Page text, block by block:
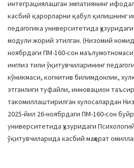
интеграциялашган эмпатиянинг
касбий қарорларни қабул қилишнинг
педагогика университетида
модули жорий этилган. (Низомий
ноябрдаги ПМ-160-сон
инглиз тили ўқитувчиларининг
кўникмаси, когнитив билимдонлик,
этганлиги туфайли, инновацион
такомиллаштирилган хулосалардан
2025-йил 26-ноябрдаги ПМ-160-сон
университетида ҳузуридаги
ўқитувчиларида касбий маҳорат